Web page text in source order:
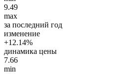
9.49
max
за последний год
изменение
+12.14%
динамика цены
7.66
min